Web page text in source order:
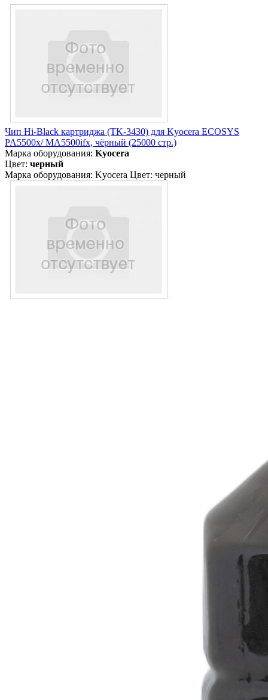
Чип Hi-Black картриджа (TK-3430) для Kyocera ECOSYS
PA5500x/ MA5500ifx, чёрный (25000 стр.)
Марка оборудования: Kyocera
Цвет: черный
Марка оборудования: Kyocera Цвет: черный